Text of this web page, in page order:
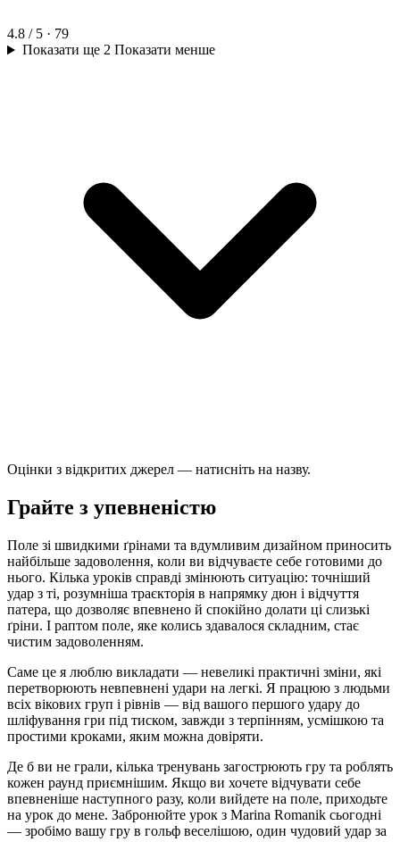
4.8 / 5 · 79
Показати ще 2 Показати менше
Оцінки з відкритих джерел — натисніть на назву.
Грайте з упевненістю
Поле зі швидкими ґрінами та вдумливим дизайном приносить
найбільше задоволення, коли ви відчуваєте себе готовими до
нього. Кілька уроків справді змінюють ситуацію: точніший
удар з ті, розумніша траєкторія в напрямку дюн і відчуття
патера, що дозволяє впевнено й спокійно долати ці слизькі
ґріни. І раптом поле, яке колись здавалося складним, стає
чистим задоволенням.
Саме це я люблю викладати — невеликі практичні зміни, які
перетворюють невпевнені удари на легкі. Я працюю з людьми
всіх вікових груп і рівнів — від вашого першого удару до
шліфування гри під тиском, завжди з терпінням, усмішкою та
простими кроками, яким можна довіряти.
Де б ви не грали, кілька тренувань загострюють гру та роблять
кожен раунд приємнішим. Якщо ви хочете відчувати себе
впевненіше наступного разу, коли вийдете на поле, приходьте
на урок до мене. Забронюйте урок з Marina Romanik сьогодні
— зробімо вашу гру в гольф веселішою, один чудовий удар за